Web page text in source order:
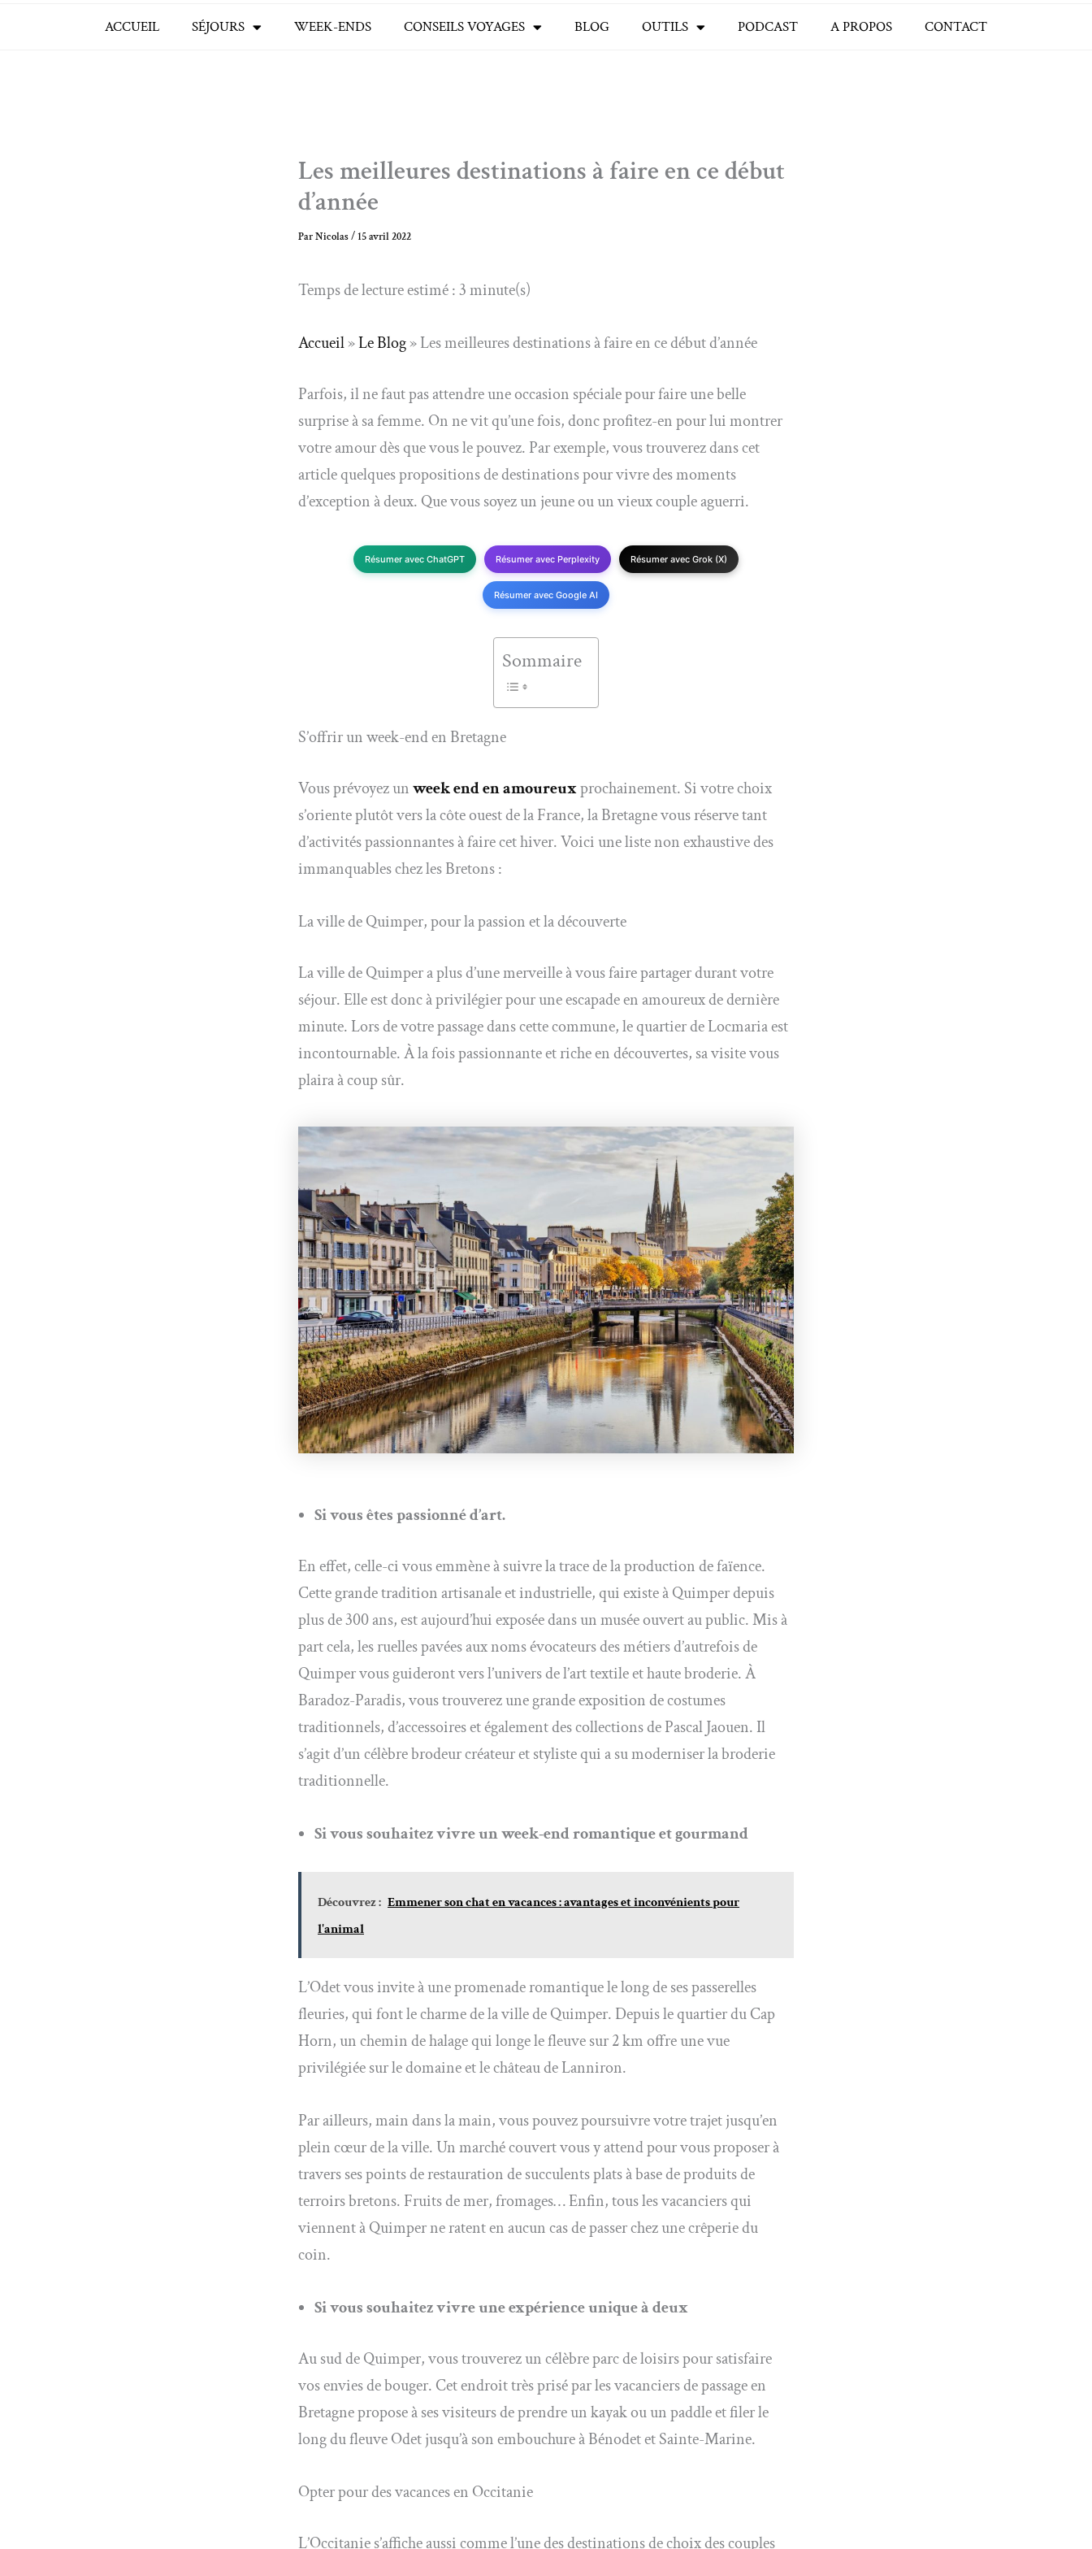
ACCUEIL SÉJOURS WEEK-ENDS CONSEILS VOYAGES BLOG OUTILS PODCAST A PROPOS CONTACT
Les meilleures destinations à faire en ce début
d’année
ParNicolas/15 avril 2022
Temps de lecture estimé : 3 minute(s)
Accueil»Le Blog»Les meilleures destinations à faire en ce début d’année
Parfois, il ne faut pas attendre une occasion spéciale pour faire une belle
surprise à sa femme. On ne vit qu’une fois, donc profitez-en pour lui montrer
votre amour dès que vous le pouvez. Par exemple, vous trouverez dans cet
article quelques propositions de destinations pour vivre des moments
d’exception à deux. Que vous soyez un jeune ou un vieux couple aguerri.
Résumer avec ChatGPT Résumer avec Perplexity Résumer avec Grok (X)
Résumer avec Google AI
Sommaire
S’offrir un week-end en Bretagne
Vous prévoyez unweek end en amoureuxprochainement. Si votre choix
s’oriente plutôt vers la côte ouest de la France, la Bretagne vous réserve tant
d’activités passionnantes à faire cet hiver. Voici une liste non exhaustive des
immanquables chez les Bretons :
La ville de Quimper, pour la passion et la découverte
La ville de Quimper a plus d’une merveille à vous faire partager durant votre
séjour. Elle est donc à privilégier pour une escapade en amoureux de dernière
minute. Lors de votre passage dans cette commune, le quartier de Locmaria est
incontournable. À la fois passionnante et riche en découvertes, sa visite vous
plaira à coup sûr.
Si vous êtes passionné d’art.
En effet, celle-ci vous emmène à suivre la trace de la production de faïence.
Cette grande tradition artisanale et industrielle, qui existe à Quimper depuis
plus de 300 ans, est aujourd’hui exposée dans un musée ouvert au public. Mis à
part cela, les ruelles pavées aux noms évocateurs des métiers d’autrefois de
Quimper vous guideront vers l’univers de l’art textile et haute broderie. À
Baradoz-Paradis, vous trouverez une grande exposition de costumes
traditionnels, d’accessoires et également des collections de Pascal Jaouen. Il
s’agit d’un célèbre brodeur créateur et styliste qui a su moderniser la broderie
traditionnelle.
Si vous souhaitez vivre un week-end romantique et gourmand
Découvrez : Emmener son chat en vacances : avantages et inconvénients pour
l'animal
L’Odet vous invite à une promenade romantique le long de ses passerelles
fleuries, qui font le charme de la ville de Quimper. Depuis le quartier du Cap
Horn, un chemin de halage qui longe le fleuve sur 2 km offre une vue
privilégiée sur le domaine et le château de Lanniron.
Par ailleurs, main dans la main, vous pouvez poursuivre votre trajet jusqu’en
plein cœur de la ville. Un marché couvert vous y attend pour vous proposer à
travers ses points de restauration de succulents plats à base de produits de
terroirs bretons. Fruits de mer, fromages… Enfin, tous les vacanciers qui
viennent à Quimper ne ratent en aucun cas de passer chez une crêperie du
coin.
Si vous souhaitez vivre une expérience unique à deux
Au sud de Quimper, vous trouverez un célèbre parc de loisirs pour satisfaire
vos envies de bouger. Cet endroit très prisé par les vacanciers de passage en
Bretagne propose à ses visiteurs de prendre un kayak ou un paddle et filer le
long du fleuve Odet jusqu’à son embouchure à Bénodet et Sainte-Marine.
Opter pour des vacances en Occitanie
L’Occitanie s’affiche aussi comme l’une des destinations de choix des couples